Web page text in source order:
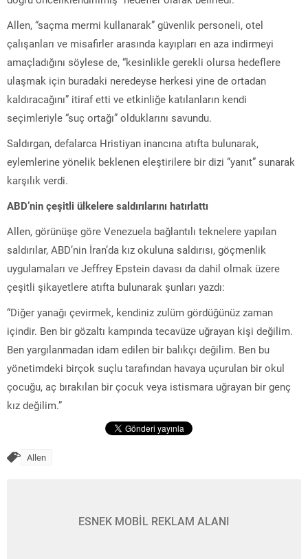
Allen, “saçma mermi kullanarak” güvenlik personeli, otel
çalışanları ve misafirler arasında kayıpları en aza indirmeyi
amaçladığını söylese de, “kesinlikle gerekli olursa hedeflere
ulaşmak için buradaki neredeyse herkesi yine de ortadan
kaldıracağını” itiraf etti ve etkinliğe katılanların kendi
seçimleriyle “suç ortağı” olduklarını savundu.
Saldırgan, defalarca Hristiyan inancına atıfta bulunarak,
eylemlerine yönelik beklenen eleştirilere bir dizi “yanıt” sunarak
karşılık verdi.
ABD’nin çeşitli ülkelere saldırılarını hatırlattı
Allen, görünüşe göre Venezuela bağlantılı teknelere yapılan
saldırılar, ABD’nin İran’da kız okuluna saldırısı, göçmenlik
uygulamaları ve Jeffrey Epstein davası da dahil olmak üzere
çeşitli şikayetlere atıfta bulunarak şunları yazdı:
“Diğer yanağı çevirmek, kendiniz zulüm gördüğünüz zaman
içindir. Ben bir gözaltı kampında tecavüze uğrayan kişi değilim.
Ben yargılanmadan idam edilen bir balıkçı değilim. Ben bu
yönetimdeki birçok suçlu tarafından havaya uçurulan bir okul
çocuğu, aç bırakılan bir çocuk veya istismara uğrayan bir genç
kız değilim.”
Allen
ESNEK MOBİL REKLAM ALANI